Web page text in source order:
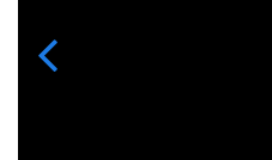
Previous